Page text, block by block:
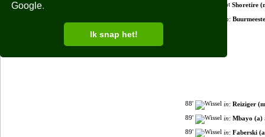
Google.
Ik snap het!
Shoretire
in:
88' in: Reiziger
89' in: Mbayo (a)
89' in: Faberski